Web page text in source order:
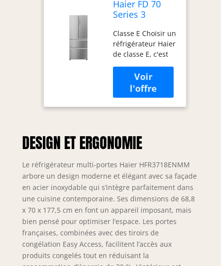
Haier FD 70
Series 3
frigo américain
Pose libre 402
L E Acier
inoxydable
Classe E Choisir un
réfrigérateur Haier
de classe E, c'est
économiser de
l'énergie,
améliorer les
performances et
respecter
consommation
énergétique par
F. Laissez l’air
prendre soin de la
fraîcheur de vos
aliments La
technologie
innovante Total No
Frost de Haier
prévient
intelligemment la
formation de givre
DESIGN ET ERGONOMIE
Le réfrigérateur multi-portes Haier HFR3718ENMM
arbore un design moderne et élégant avec sa façade
en acier inoxydable qui s’intègre parfaitement dans
une cuisine contemporaine. Ses dimensions de 68,8
x 70 x 177,5 cm en font un appareil imposant, mais
bien pensé pour optimiser l’espace. Les portes
françaises, combinées avec des tiroirs de
congélation Easy Access, facilitent l’accès aux
produits congelés tout en réduisant la